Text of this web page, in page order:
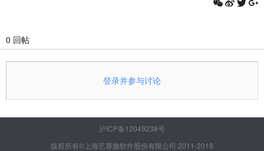
0 回帖
登录并参与讨论
沪ICP备12049238号
版权所有©上海艺赛旗软件股份有限公司 2011-2018